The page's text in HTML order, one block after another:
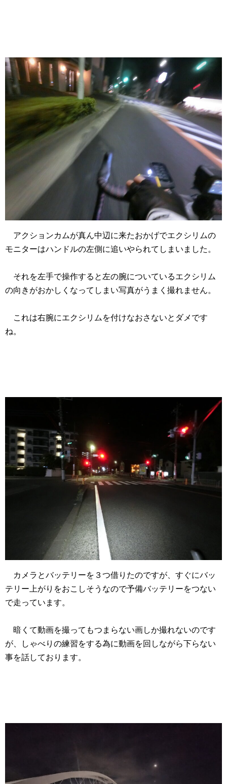
アクションカムが真ん中辺に来たおかげでエクシリムの
モニターはハンドルの左側に追いやられてしまいました。
それを左手で操作すると左の腕についているエクシリム
の向きがおかしくなってしまい写真がうまく撮れません。
これは右腕にエクシリムを付けなおさないとダメです
ね。
カメラとバッテリーを３つ借りたのですが、すぐにバッ
テリー上がりをおこしそうなので予備バッテリーをつない
で走っています。
暗くて動画を撮ってもつまらない画しか撮れないのです
が、しゃべりの練習をする為に動画を回しながら下らない
事を話しております。